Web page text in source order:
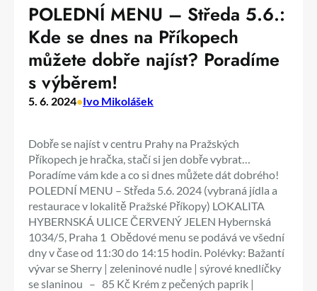
POLEDNÍ MENU – Středa 5.6.:
Kde se dnes na Příkopech
můžete dobře najíst? Poradíme
s výběrem!
5. 6. 2024•Ivo Mikolášek
Dobře se najíst v centru Prahy na Pražských
Příkopech je hračka, stačí si jen dobře vybrat…
Poradíme vám kde a co si dnes můžete dát dobrého!
POLEDNÍ MENU – Středa 5.6. 2024 (vybraná jídla a
restaurace v lokalitě Pražské Příkopy) LOKALITA
HYBERNSKÁ ULICE ČERVENÝ JELEN Hybernská
1034/5, Praha 1 Obědové menu se podává ve všední
dny v čase od 11:30 do 14:15 hodin. Polévky: Bažantí
vývar se Sherry | zeleninové nudle | sýrové knedlíčky
se slaninou – 85 Kč Krém z pečených paprik |